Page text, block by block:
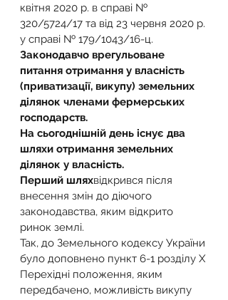
квітня 2020 р. в справі №
320/5724/17 та від 23 червня 2020 р.
у справі № 179/1043/16-ц.
Законодавчо врегульоване
питання отримання у власність
(приватизації, викупу) земельних
ділянок членами фермерських
господарств.
На сьогоднішній день існує два
шляхи отримання земельних
ділянок у власність.
Перший шляхвідкрився після
внесення змін до діючого
законодавства, яким відкрито
ринок землі.
Так, до Земельного кодексу України
було доповнено пункт 6-1 розділу X
Перехідні положення, яким
передбачено, можливість викупу